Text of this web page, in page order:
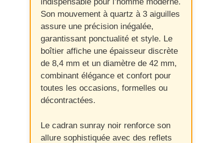
Son mouvement à quartz à 3 aiguilles
assure une précision inégalée,
garantissant ponctualité et style. Le
boîtier affiche une épaisseur discrète
de 8,4 mm et un diamètre de 42 mm,
combinant élégance et confort pour
toutes les occasions, formelles ou
décontractées.
Le cadran sunray noir renforce son
allure sophistiquée avec des reflets